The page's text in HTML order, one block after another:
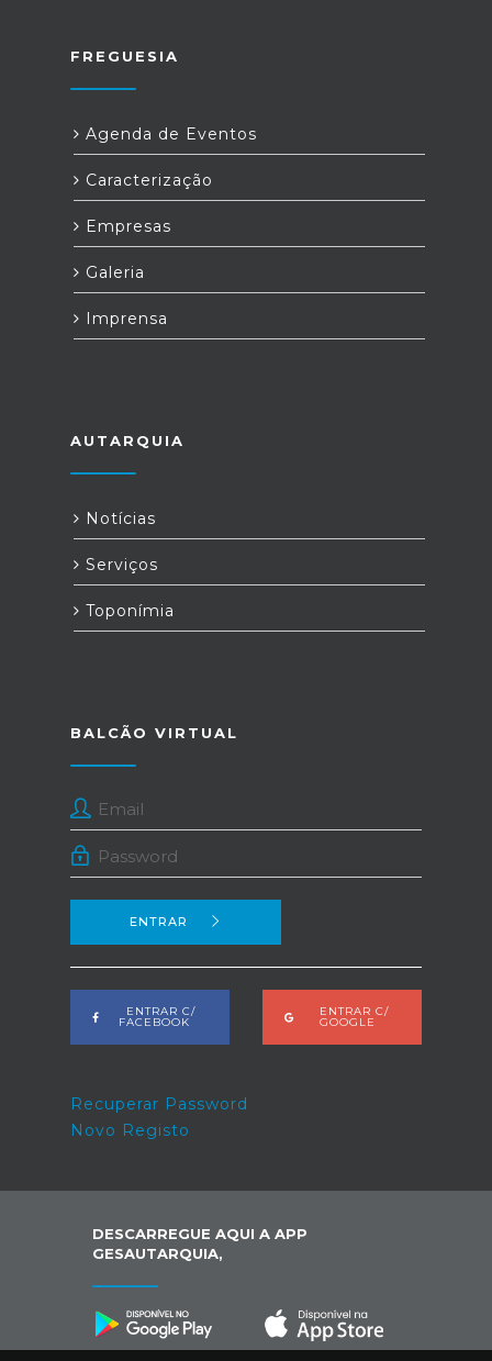
FREGUESIA
Agenda de Eventos
Caracterização
Empresas
Galeria
Imprensa
AUTARQUIA
Notícias
Serviços
Toponímia
BALCÃO VIRTUAL
ENTRAR
ENTRAR C/
FACEBOOK
ENTRAR C/
GOOGLE
Recuperar Password
Novo Registo
DESCARREGUE AQUI A APP
GESAUTARQUIA,